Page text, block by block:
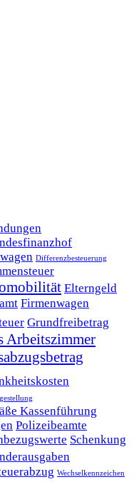
Differenzbesteuerung
Elterngeld
Firmenwagen
Grundfreibetrag
Arbeitszimmer
Kassenführung
Polizeibeamte
Schenkung
Wechselkennzeichen